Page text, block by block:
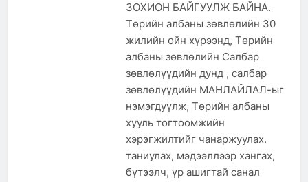
ЗОХИОН БАЙГУУЛЖ БАЙНА.
Төрийн албаны зөвлөлийн 30
жилийн ойн хүрээнд, Төрийн
албаны зөвлөлийн Салбар
зөвлөлүүдийн дунд , салбар
зөвлөлүүдийн МАНЛАЙЛАЛ-ыг
нэмэгдуүлж, Төрийн албаны
хууль тогтоомжийн
хэрэгжилтийг чанаржуулах.
таниулах, мэдээллээр хангах,
бүтээлч, үр ашигтай санал